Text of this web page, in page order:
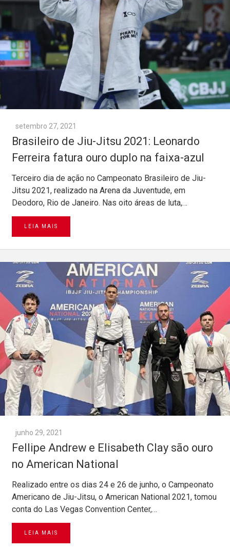
setembro 27, 2021
Brasileiro de Jiu-Jitsu 2021: Leonardo
Ferreira fatura ouro duplo na faixa-azul
Terceiro dia de ação no Campeonato Brasileiro de Jiu-
Jitsu 2021, realizado na Arena da Juventude, em
Deodoro, Rio de Janeiro. Nas oito áreas de luta,…
LEIA MAIS
junho 29, 2021
Fellipe Andrew e Elisabeth Clay são ouro
no American National
Realizado entre os dias 24 e 26 de junho, o Campeonato
Americano de Jiu-Jitsu, o American National 2021, tomou
conta do Las Vegas Convention Center,…
LEIA MAIS